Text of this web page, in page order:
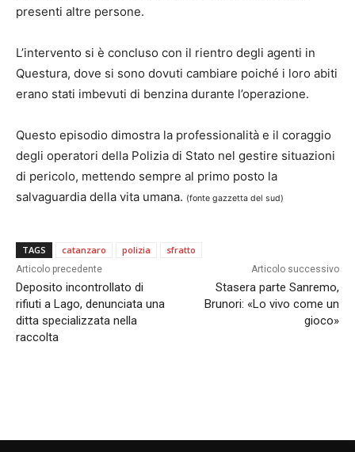
presenti altre persone.
L’intervento si è concluso con il rientro degli agenti in
Questura, dove si sono dovuti cambiare poiché i loro abiti
erano stati imbevuti di benzina durante l’operazione.
Questo episodio dimostra la professionalità e il coraggio
degli operatori della Polizia di Stato nel gestire situazioni
di pericolo, mettendo sempre al primo posto la
salvaguardia della vita umana. (fonte gazzetta del sud)
TAGS catanzaro polizia sfratto
Articolo precedente
Deposito incontrollato di
rifiuti a Lago, denunciata una
ditta specializzata nella
raccolta
Articolo successivo
Stasera parte Sanremo,
Brunori: «Lo vivo come un
gioco»